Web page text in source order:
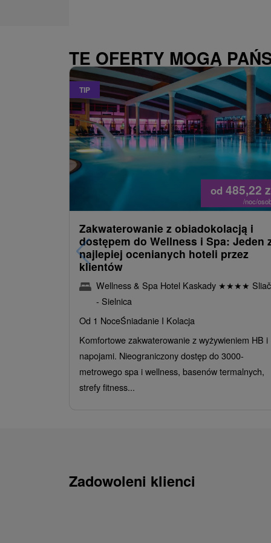
TE OFERTY MOGĄ
TIP
od 485,22
/noc/
Zakwaterowanie z obiadokolacją i
dostępem do Wellness i Spa: Jeden
najlepiej ocenianych hoteli przez
klientów
Wellness & Spa Hotel Kaskady ★★★★ Sliač
- Sielnica
Od 1 NoceŚniadanie I Kolacja
Komfortowe zakwaterowanie z wyżywieniem HB i
napojami. Nieograniczony dostęp do 3000-
metrowego spa i wellness, basenów termalnych,
strefy fitness...
Zadowoleni klienci